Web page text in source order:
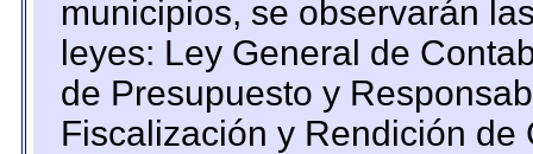
municipios, se observarán
leyes: Ley General de
de Presupuesto y
Fiscalización y Rendición